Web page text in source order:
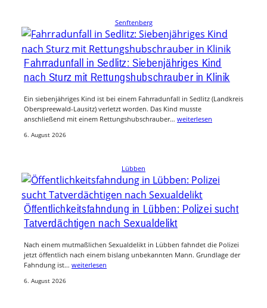
Senftenberg
Fahrradunfall in Sedlitz: Siebenjähriges Kind
nach Sturz mit Rettungshubschrauber in Klinik
Ein siebenjähriges Kind ist bei einem Fahrradunfall in Sedlitz (Landkreis
Oberspreewald-Lausitz) verletzt worden. Das Kind musste
anschließend mit einem Rettungshubschrauber… weiterlesen
6. August 2026
Lübben
Öffentlichkeitsfahndung in Lübben: Polizei sucht
Tatverdächtigen nach Sexualdelikt
Nach einem mutmaßlichen Sexualdelikt in Lübben fahndet die Polizei
jetzt öffentlich nach einem bislang unbekannten Mann. Grundlage der
Fahndung ist… weiterlesen
6. August 2026